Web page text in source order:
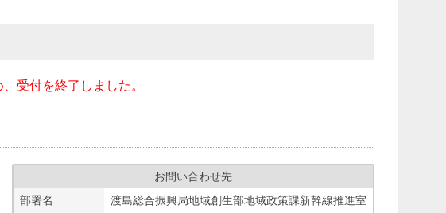
受付を終了しました。
お問い合わせ先
部署名
渡島総合振興局地域創生部地域政策課新幹線推進室